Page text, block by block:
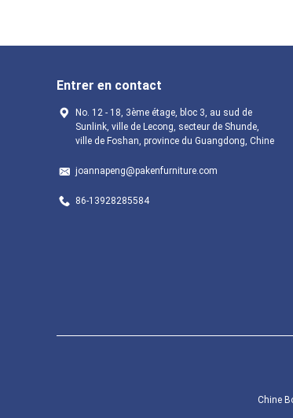
Entrer en contact
No. 12 - 18, 3ème étage, bloc 3, au sud de
Sunlink, ville de Lecong, secteur de Shunde,
ville de Foshan, province du Guangdong, Chine
joannapeng@pakenfurniture.com
86-13928285584
Chine